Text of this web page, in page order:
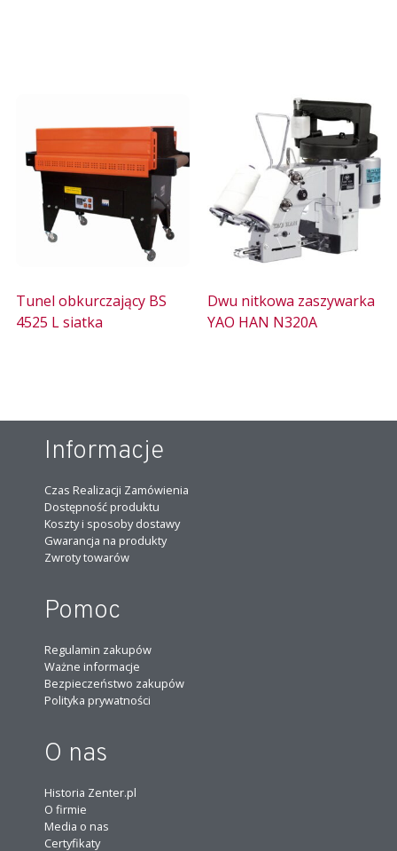
Tunel obkurczający BS
4525 L siatka
Dwu nitkowa zaszywarka
YAO HAN N320A
Informacje
Czas Realizacji Zamówienia
Dostępność produktu
Koszty i sposoby dostawy
Gwarancja na produkty
Zwroty towarów
Pomoc
Regulamin zakupów
Ważne informacje
Bezpieczeństwo zakupów
Polityka prywatności
O nas
Historia Zenter.pl
O firmie
Media o nas
Certyfikaty